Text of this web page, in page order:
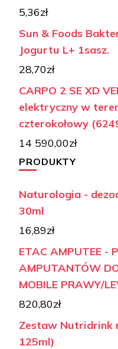
5,36zł
Sun & Foods
Jogurtu L+ 1sasz.
28,70zł
CARPO 2 SE XD
elektryczny w
czterokołowy
14 590,00zł
PRODUKTY
Naturologia -
30ml
16,89zł
ETAC AMPUTEE -
AMPUTANTÓW
MOBILE PRAWY/
820,80zł
Zestaw Nutridrink
125ml)